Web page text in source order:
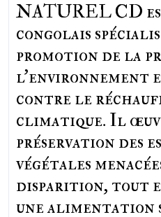
NATUREL CD
congolais
promotion de la
contre le
climatique. Il
préservation des
végétales
disparition, tout
une alimentation